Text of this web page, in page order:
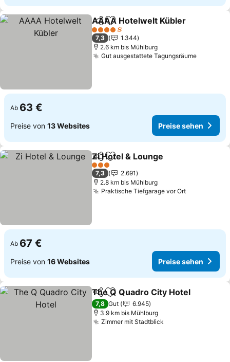
TeilenZu Favoriten hinzufügen
AAAA Hotelwelt Kübler
4 Sterne
7,3
1.344
2.6 km bis Mühlburg
Gut ausgestattete Tagungsräume
Ab 63 €
Preise von 13 Websites Preise sehen
TeilenZu Favoriten hinzufügen
Zi Hotel & Lounge
3 Sterne
7,3
2.691
2.8 km bis Mühlburg
Praktische Tiefgarage vor Ort
Ab 67 €
Preise von 16 Websites Preise sehen
TeilenZu Favoriten hinzufügen
The Q Quadro City Hotel
7,8 Gut
6.945
3.9 km bis Mühlburg
Zimmer mit Stadtblick